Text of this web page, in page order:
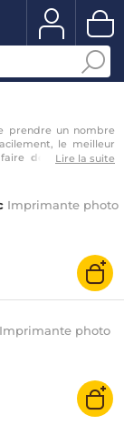
prendre un nombre
le meilleur
fairedévelopper ses
écran. C'est pour
que nous vous
Lire la suite
Imprimante photo
Imprimante photo